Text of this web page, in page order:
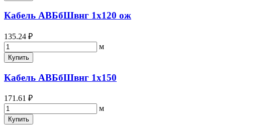
Кабель АВБбШвнг 1х120 ож
135.24 ₽
м
Купить
Кабель АВБбШвнг 1х150
171.61 ₽
м
Купить